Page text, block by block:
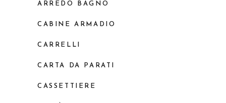
ARREDO BAGNO
CABINE ARMADIO
CARRELLI
CARTA DA PARATI
CASSETTIERE